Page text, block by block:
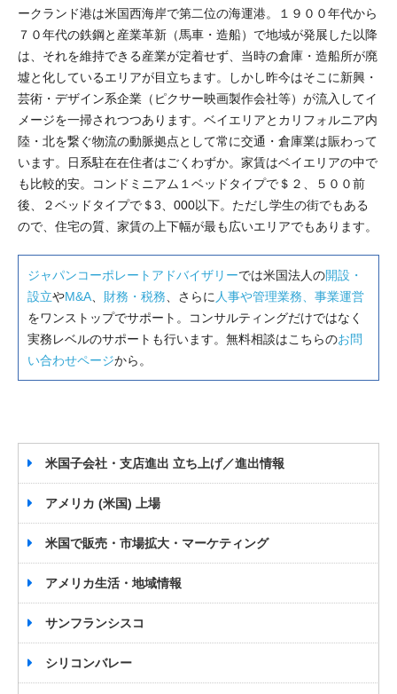
ークランド港は米国西海岸で第二位の海運港。１９００年代から
７０年代の鉄鋼と産業革新（馬車・造船）で地域が発展した以降
は、それを維持できる産業が定着せず、当時の倉庫・造船所が廃
墟と化しているエリアが目立ちます。しかし昨今はそこに新興・
芸術・デザイン系企業（ピクサー映画製作会社等）が流入してイ
メージを一掃されつつあります。ベイエリアとカリフォルニア内
陸・北を繋ぐ物流の動脈拠点として常に交通・倉庫業は賑わって
います。日系駐在在住者はごくわずか。家賃はベイエリアの中で
も比較的安。コンドミニアム１ベッドタイプで＄２、５００前
後、２ベッドタイプで＄3、000以下。ただし学生の街でもある
ので、住宅の質、家賃の上下幅が最も広いエリアでもあります。
ジャパンコーポレートアドバイザリーでは米国法人の開設・
設立やM&A 財務・税務 、さらに 人事や管理業務、事業運営
をワンストップでサポート。コンサルティングだけではなく
実務レベルのサポートも行います。無料相談はこちらのお問
い合わせページから。
米国子会社・支店進出 立ち上げ／進出情報
アメリカ (米国) 上場
米国で販売・市場拡大・マーケティング
アメリカ生活・地域情報
サンフランシスコ
シリコンバレー